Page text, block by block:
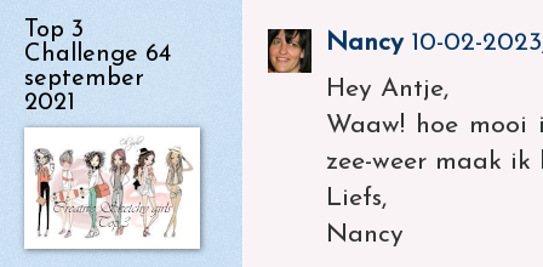
Nancy 10-02-
Hey Antje,
Waaw! hoe mooi
zee-weer maak
Liefs,
Nancy
Top 3
Challenge 64
september
2021